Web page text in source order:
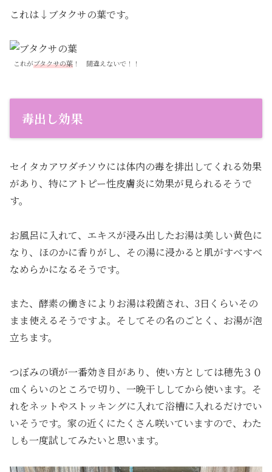
これは↓ブタクサの葉です。
これがブタクサの葉 ！ 間違えないで！！
毒出し効果
セイタカアワダチソウには体内の毒を排出してくれる効果
があり、特にアトピー性皮膚炎に効果が見られるそうで
す。
お風呂に入れて、エキスが浸み出したお湯は美しい黄色に
なり、ほのかに香りがし、その湯に浸かると肌がすべすべ
なめらかになるそうです。
また、酵素の働きによりお湯は殺菌され、3日くらいその
まま使えるそうですよ。そしてその名のごとく、お湯が泡
立ちます。
つぼみの頃が一番効き目があり、使い方としては穂先３０
㎝くらいのところで切り、一晩干ししてから使います。そ
れをネットやストッキングに入れて浴槽に入れるだけでい
いそうです。家の近くにたくさん咲いていますので、わた
しも一度試してみたいと思います。